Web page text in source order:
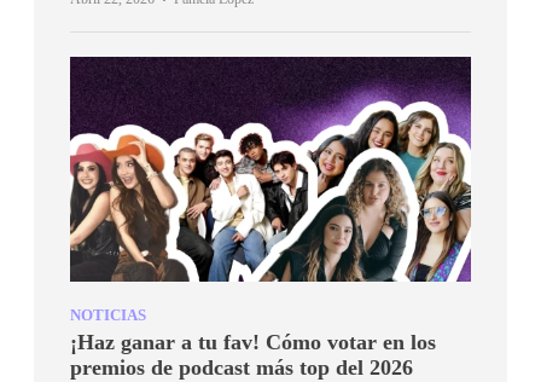
NOTICIAS
¡Haz ganar a tu fav! Cómo votar en los
premios de podcast más top del 2026